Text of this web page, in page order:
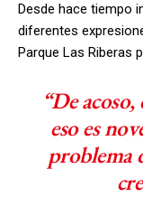
Desde hace tiempo
diferentes
Parque Las Riberas
“De
eso es
problema